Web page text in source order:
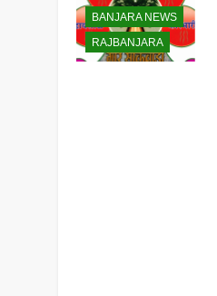
BANJARA NEWS
RAJBANJARA